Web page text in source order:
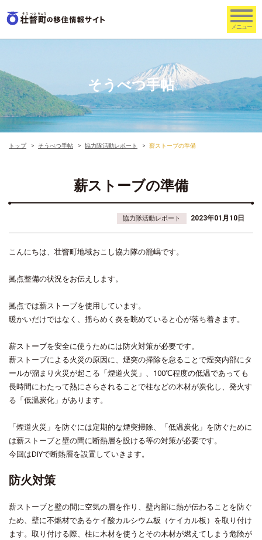
そうべつ手帖
トップ そうべつ手帖 協力隊活動レポート 薪ストーブの準備
薪ストーブの準備
協力隊活動レポート 2023年01月10日
こんにちは、壮瞥町地域おこし協力隊の籠嶋です。
拠点整備の状況をお伝えします。
拠点では薪ストーブを使用しています。
暖かいだけではなく、揺らめく炎を眺めていると心が落ち着きます。
薪ストーブを安全に使うためには防火対策が必要です。
薪ストーブによる火災の原因に、煙突の掃除を怠ることで煙突内部にタ
ールが溜まり火災が起こる「煙道火災」、100℃程度の低温であっても
長時間にわたって熱にさらされることで柱などの木材が炭化し、発火す
る「低温炭化」があります。
「煙道火災」を防ぐには定期的な煙突掃除、「低温炭化」を防ぐために
は薪ストーブと壁の間に断熱層を設ける等の対策が必要です。
今回はDIYで断熱層を設置していきます。
防火対策
薪ストーブと壁の間に空気の層を作り、壁内部に熱が伝わることを防ぐ
ため、壁に不燃材であるケイ酸カルシウム板（ケイカル板）を取り付け
ます。取り付ける際、柱に木材を使うとその木材が燃えてしまう危険が